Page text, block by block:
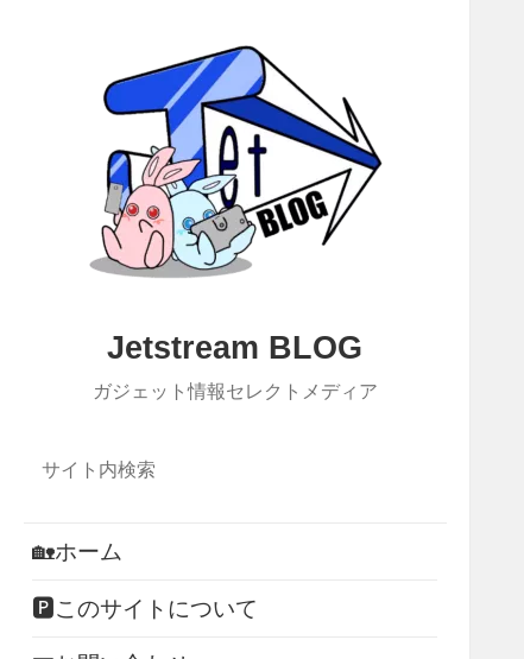
Jetstream BLOG
ガジェット情報セレクトメディア
🏡ホーム
🅿このサイトについて